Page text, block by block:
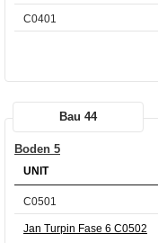
C0401
Bau 44
Boden 5
UNIT
C0501
Jan Turpin Fase 6 C0502